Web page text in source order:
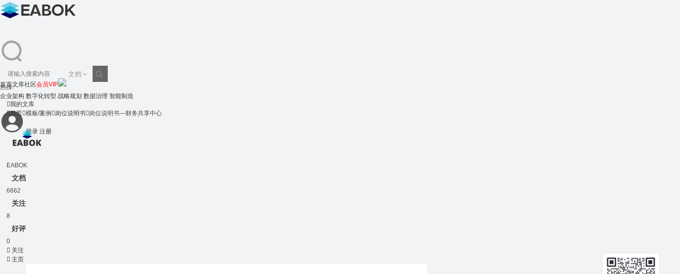
文档
搜
热搜:
企业架构 数字化转型 战略规划 数据治理 智能制造
登录 注册
首页文库社区会员VIP
我的文库
首页模板/案例 岗位说明书岗位说明书—财务共享中心
EABOK
文档
6662
关注
8
好评
0
 关注
 主页